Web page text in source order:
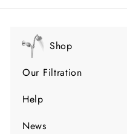
Shop
Expandir
menú
Our Filtration
Expandir
menú
Help
Expandir
menú
News